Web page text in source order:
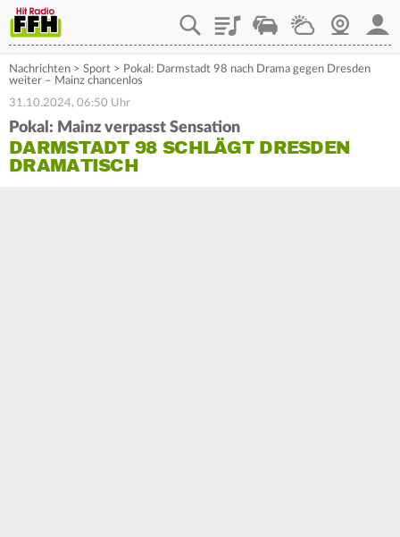
PlaylistStaupilotWetterWebcam
Nachrichten > Sport > Pokal: Darmstadt 98 nach Drama gegen Dresden
weiter – Mainz chancenlos
31.10.2024, 06:50 Uhr
Pokal: Mainz verpasst Sensation
DARMSTADT 98 SCHLÄGT DRESDEN
DRAMATISCH